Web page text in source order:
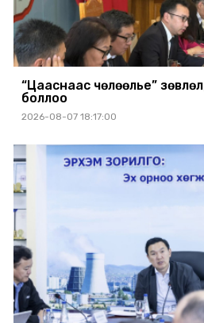
“Цааснаас чөлөөлье”
боллоо
2026-08-07 18:17:00